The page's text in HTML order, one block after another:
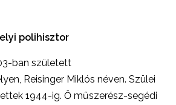
polihisztor
ban született
Reisinger Miklós néven. Szülei
1944-ig. Ő műszerész-segédi